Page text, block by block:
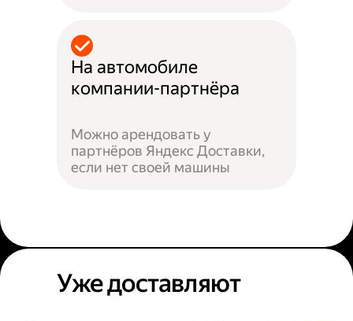
На автомобиле
компании-партнёра
Можно арендовать у
партнёров Яндекс Доставки,
если нет своей машины
Уже доставляют